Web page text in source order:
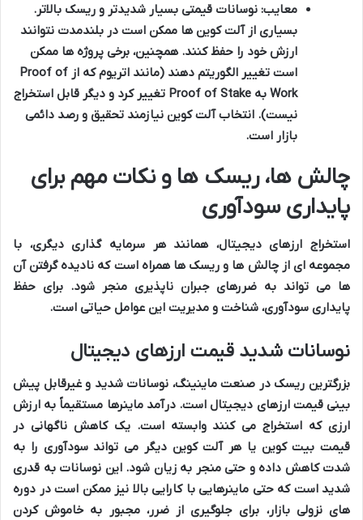
معایب: نوسانات قیمتی بسیار شدیدتر و ریسک بالاتر.
بسیاری از آلت کوین ها ممکن است در بلندمدت نتوانند
ارزش خود را حفظ کنند. همچنین، برخی پروژه ها ممکن
است تغییر الگوریتم دهند (مانند اتریوم که از Proof of
Work به Proof of Stake تغییر کرد و دیگر قابل استخراج
نیست). انتخاب آلت کوین نیازمند تحقیق و رصد دائمی
بازار است.
چالش ها، ریسک ها و نکات مهم برای
پایداری سودآوری
استخراج ارزهای دیجیتال، همانند هر سرمایه گذاری دیگری، با
مجموعه ای از چالش ها و ریسک ها همراه است که نادیده گرفتن آن
ها می تواند به ضررهای جبران ناپذیری منجر شود. برای حفظ
پایداری سودآوری، شناخت و مدیریت این عوامل حیاتی است.
نوسانات شدید قیمت ارزهای دیجیتال
بزرگترین ریسک در صنعت ماینینگ، نوسانات شدید و غیرقابل پیش
بینی قیمت ارزهای دیجیتال است. درآمد ماینرها مستقیماً به ارزش
ارزی که استخراج می کنند وابسته است. یک کاهش ناگهانی در
قیمت بیت کوین یا هر آلت کوین دیگر می تواند سودآوری را به
شدت کاهش داده و حتی منجر به زیان شود. این نوسانات به قدری
شدید است که حتی ماینرهایی با کارایی بالا نیز ممکن است در دوره
های نزولی بازار، برای جلوگیری از ضرر، مجبور به خاموش کردن